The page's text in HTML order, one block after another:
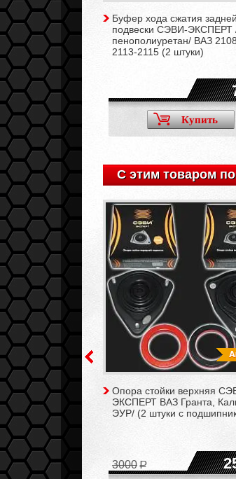
подвески
с занижением
2108-21099,
Калина,
штуки)
4200
Буфер хода сжатия задней
подвески СЭВИ-ЭКСПЕРТ
пенополиуретан/ ВАЗ
2113-2115 (2 штуки)
Купить
С этим товаром
подвески
с занижением
2108-21099,
Калина,
штуки)
4200
Опора стойки верхняя
ЭКСПЕРТ ВАЗ Гранта,
ЭУР/ (2 штуки c
3000